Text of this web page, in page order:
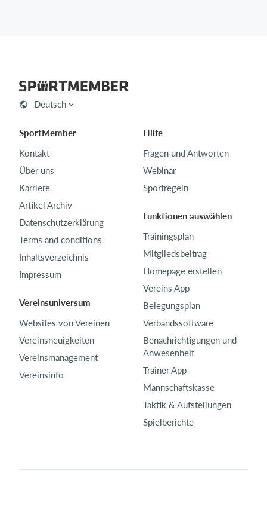
Deutsch
SportMember
Kontakt
Über uns
Karriere
Artikel Archiv
Datenschutzerklärung
Terms and conditions
Inhaltsverzeichnis
Impressum
Vereinsuniversum
Websites von Vereinen
Vereinsneuigkeiten
Vereinsmanagement
Vereinsinfo
Hilfe
Fragen und Antworten
Webinar
Sportregeln
Funktionen auswählen
Trainingsplan
Mitgliedsbeitrag
Homepage erstellen
Vereins App
Belegungsplan
Verbandssoftware
Benachrichtigungen und
Anwesenheit
Trainer App
Mannschaftskasse
Taktik & Aufstellungen
Spielberichte